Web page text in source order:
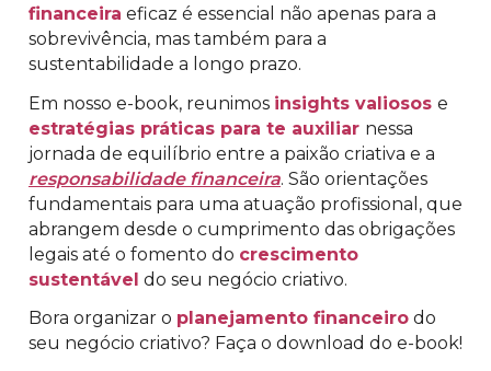
financeira eficaz é essencial não apenas para a
sobrevivência, mas também para a
sustentabilidade a longo prazo.
Em nosso e-book, reunimos insights valiosos e
estratégias práticas para te auxiliar nessa
jornada de equilíbrio entre a paixão criativa e a
responsabilidade financeira. São orientações
fundamentais para uma atuação profissional, que
abrangem desde o cumprimento das obrigações
legais até o fomento do crescimento
sustentável do seu negócio criativo.
Bora organizar o planejamento financeiro do
seu negócio criativo? Faça o download do e-book!